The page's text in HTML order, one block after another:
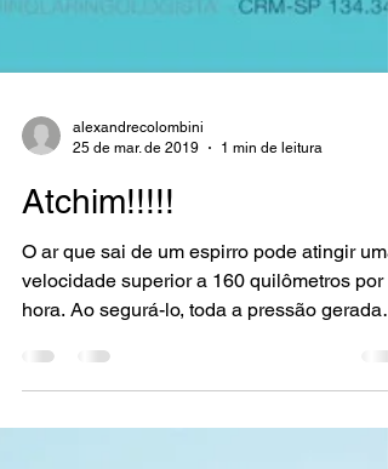
alexandrecolombini
25 de mar. de 2019
Atchim!!!!!
O ar que sai de um espirro pode atingir uma
hora. Ao segurá-lo, toda a pressão gerada
por esse...